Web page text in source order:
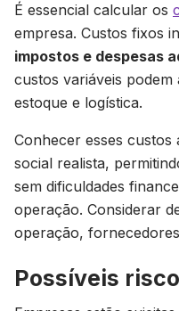
É essencial calcular os
empresa. Custos fixos
impostos e despesas
custos variáveis
estoque e logística.
Conhecer esses custos
social realista,
sem dificuldades
operação. Considerar
operação,
Possíveis